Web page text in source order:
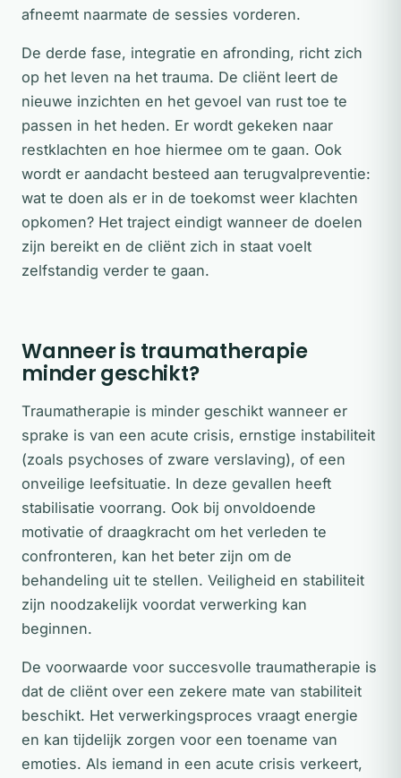
afneemt naarmate de sessies vorderen.
De derde fase, integratie en afronding, richt zich
op het leven na het trauma. De cliënt leert de
nieuwe inzichten en het gevoel van rust toe te
passen in het heden. Er wordt gekeken naar
restklachten en hoe hiermee om te gaan. Ook
wordt er aandacht besteed aan terugvalpreventie:
wat te doen als er in de toekomst weer klachten
opkomen? Het traject eindigt wanneer de doelen
zijn bereikt en de cliënt zich in staat voelt
zelfstandig verder te gaan.
Wanneer is traumatherapie
minder geschikt?
Traumatherapie is minder geschikt wanneer er
sprake is van een acute crisis, ernstige instabiliteit
(zoals psychoses of zware verslaving), of een
onveilige leefsituatie. In deze gevallen heeft
stabilisatie voorrang. Ook bij onvoldoende
motivatie of draagkracht om het verleden te
confronteren, kan het beter zijn om de
behandeling uit te stellen. Veiligheid en stabiliteit
zijn noodzakelijk voordat verwerking kan
beginnen.
De voorwaarde voor succesvolle traumatherapie is
dat de cliënt over een zekere mate van stabiliteit
beschikt. Het verwerkingsproces vraagt energie
en kan tijdelijk zorgen voor een toename van
emoties. Als iemand in een acute crisis verkeert,